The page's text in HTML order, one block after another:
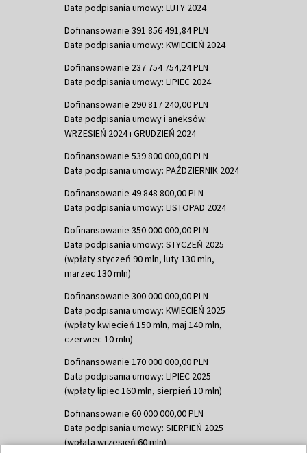
Data podpisania umowy: LUTY 2024
Dofinansowanie 391 856 491,84 PLN
Data podpisania umowy: KWIECIEŃ 2024
Dofinansowanie 237 754 754,24 PLN
Data podpisania umowy: LIPIEC 2024
Dofinansowanie 290 817 240,00 PLN
Data podpisania umowy i aneksów:
WRZESIEŃ 2024 i GRUDZIEŃ 2024
Dofinansowanie 539 800 000,00 PLN
Data podpisania umowy: PAŹDZIERNIK 2024
Dofinansowanie 49 848 800,00 PLN
Data podpisania umowy: LISTOPAD 2024
Dofinansowanie 350 000 000,00 PLN
Data podpisania umowy: STYCZEŃ 2025
(wpłaty styczeń 90 mln, luty 130 mln,
marzec 130 mln)
Dofinansowanie 300 000 000,00 PLN
Data podpisania umowy: KWIECIEŃ 2025
(wpłaty kwiecień 150 mln, maj 140 mln,
czerwiec 10 mln)
Dofinansowanie 170 000 000,00 PLN
Data podpisania umowy: LIPIEC 2025
(wpłaty lipiec 160 mln, sierpień 10 mln)
Dofinansowanie 60 000 000,00 PLN
Data podpisania umowy: SIERPIEŃ 2025
(wpłata wrzesień 60 mln)